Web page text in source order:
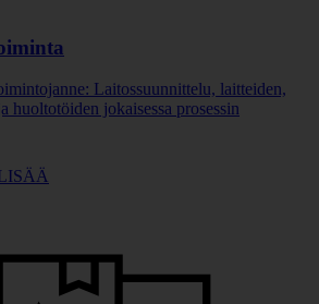
Laitossuunnittelu, laitteiden,
huoltotöiden jokaisessa prosessin